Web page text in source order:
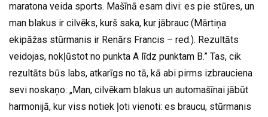
maratona veida sports. Mašīnā esam divi: es pie stūres, un
man blakus ir cilvēks, kurš saka, kur jābrauc (Mārtiņa
ekipāžas stūrmanis ir Renārs Francis – red.). Rezultāts
veidojas, nokļūstot no punkta A līdz punktam B.” Tas, cik
rezultāts būs labs, atkarīgs no tā, kā abi pirms izbrauciena
sevi noskaņo: „Man, cilvēkam blakus un automašīnai jābūt
harmonijā, kur viss notiek ļoti vienoti: es braucu, stūrmanis